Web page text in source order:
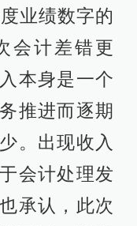
业绩数字的
会计差错更
本身是一个
推进而逐期
。出现收入
会计处理发
承认，此次